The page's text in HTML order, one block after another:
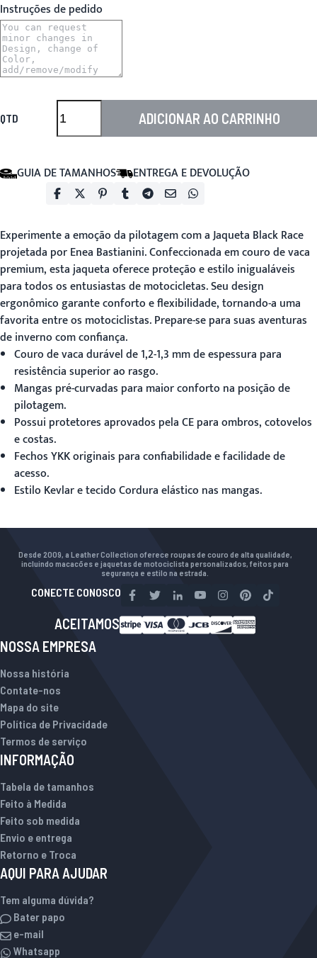
Instruções de pedido
QTD ADICIONAR AO CARRINHO
GUIA DE TAMANHOS ENTREGA E DEVOLUÇÃO
Experimente a emoção da pilotagem com aJaqueta Black Race
projetada por Enea Bastianini. Confeccionada em couro de vaca
premium, esta jaqueta oferece proteção e estilo inigualáveis
para todos os entusiastas de motocicletas. Seu design
ergonômico garante conforto e flexibilidade, tornando-a uma
favorita entre os motociclistas. Prepare-se para suas aventuras
de inverno com confiança.
Couro de vaca durável de 1,2-1,3 mm de espessura para
resistência superior ao rasgo.
Mangas pré-curvadas para maior conforto na posição de
pilotagem.
Possui protetores aprovados pela CE para ombros, cotovelos
e costas.
Fechos YKK originais para confiabilidade e facilidade de
acesso.
Estilo Kevlar e tecido Cordura elástico nas mangas.
Desde 2009, a Leather Collection oferece roupas de couro de alta qualidade,
incluindo macacões e jaquetas de motociclista personalizados, feitos para
segurança e estilo na estrada.
CONECTE CONOSCO
ACEITAMOS
NOSSA EMPRESA
Nossa história
Contate-nos
Mapa do site
Política de Privacidade
Termos de serviço
INFORMAÇÃO
Tabela de tamanhos
Feito à Medida
Feito sob medida
Envio e entrega
Retorno e Troca
AQUI PARA AJUDAR
Tem alguma dúvida?
Bater papo
e-mail
Whatsapp